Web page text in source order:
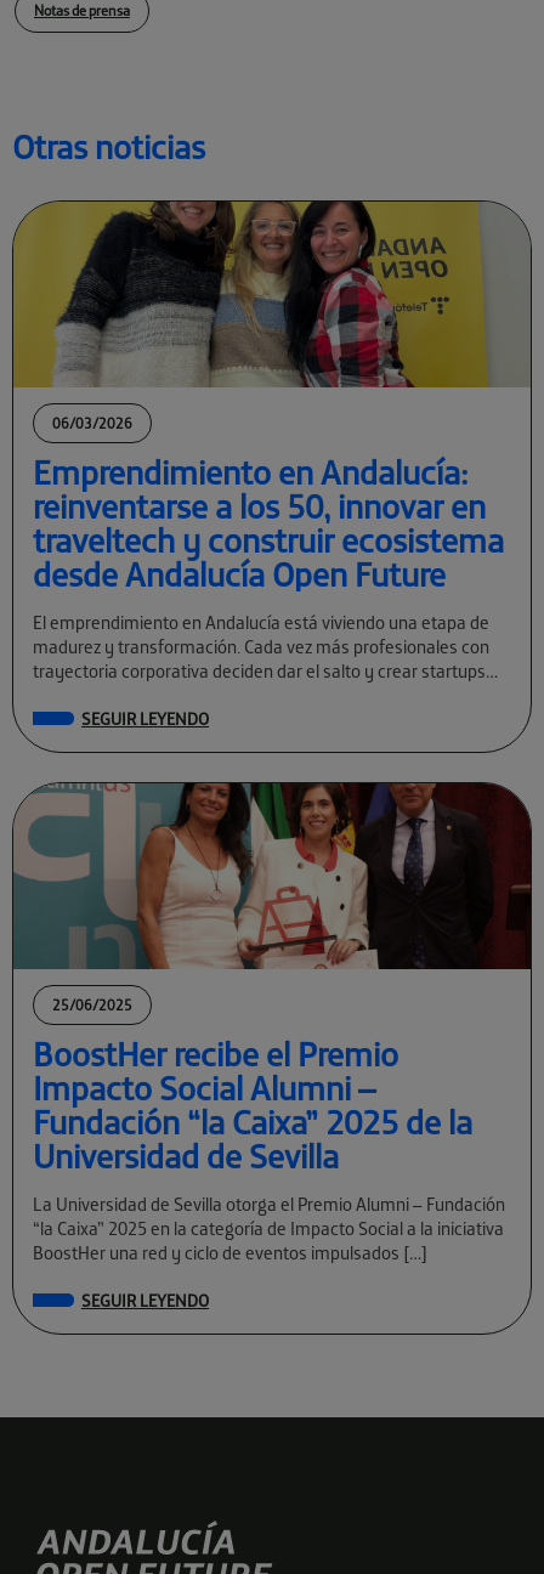
Otras noticias
06/03/2026
Emprendimiento en Andalucía:
reinventarse a los 50, innovar en
traveltech y construir ecosistema
desde Andalucía Open Future
El emprendimiento en Andalucía está viviendo una etapa de
madurez y transformación. Cada vez más profesionales con
trayectoria corporativa deciden dar el salto y crear startups
SEGUIR LEYENDO
25/06/2025
BoostHer recibe el Premio
Impacto Social Alumni –
Fundación “la Caixa” 2025 de la
Universidad de Sevilla
La Universidad de Sevilla otorga el Premio Alumni – Fundación
“la Caixa” 2025 en la categoría de Impacto Social a la iniciativa
BoostHer una red y ciclo de eventos impulsados […]
SEGUIR LEYENDO
Notas de prensa